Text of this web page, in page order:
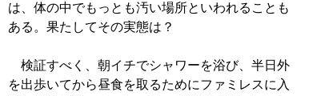
は、体の中でもっとも汚い場所といわれることも
ある。果たしてその実態は？
検証すべく、朝イチでシャワーを浴び、半日外
を出歩いてから昼食を取るためにファミレスに入